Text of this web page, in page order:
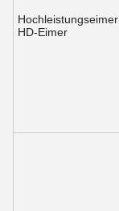
Hochleistungseimer
HD-Eimer